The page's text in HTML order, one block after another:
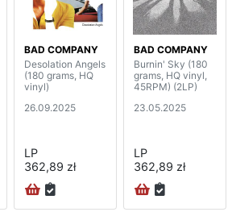
BAD COMPANY
Desolation Angels
(180 grams, HQ
vinyl)
26.09.2025
LP
362,89 zł
BAD COMPANY
Burnin' Sky (180
grams, HQ vinyl,
45RPM) (2LP)
23.05.2025
LP
362,89 zł